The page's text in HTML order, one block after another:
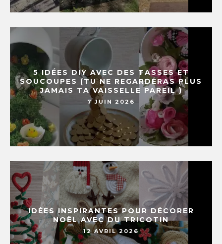
5 IDÉES DIY AVEC DES TASSES ET
SOUCOUPES (TU NE REGARDERAS PLUS
JAMAIS TA VAISSELLE PAREIL )
7 JUIN 2026
IDÉES INSPIRANTES POUR DÉCORER
NOËL AVEC DU TRICOTIN
12 AVRIL 2026